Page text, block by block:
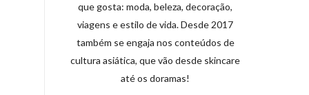
que gosta: moda, beleza, decoração,
viagens e estilo de vida. Desde 2017
também se engaja nos conteúdos de
cultura asiática, que vão desde skincare
até os doramas!